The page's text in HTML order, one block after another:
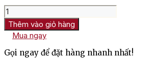
Rượu
Vang
Ý
Le
Vigne
Thêm vào giỏ hàng
Mua ngay
Gọi ngay để đặt hàng nhanh nhất!